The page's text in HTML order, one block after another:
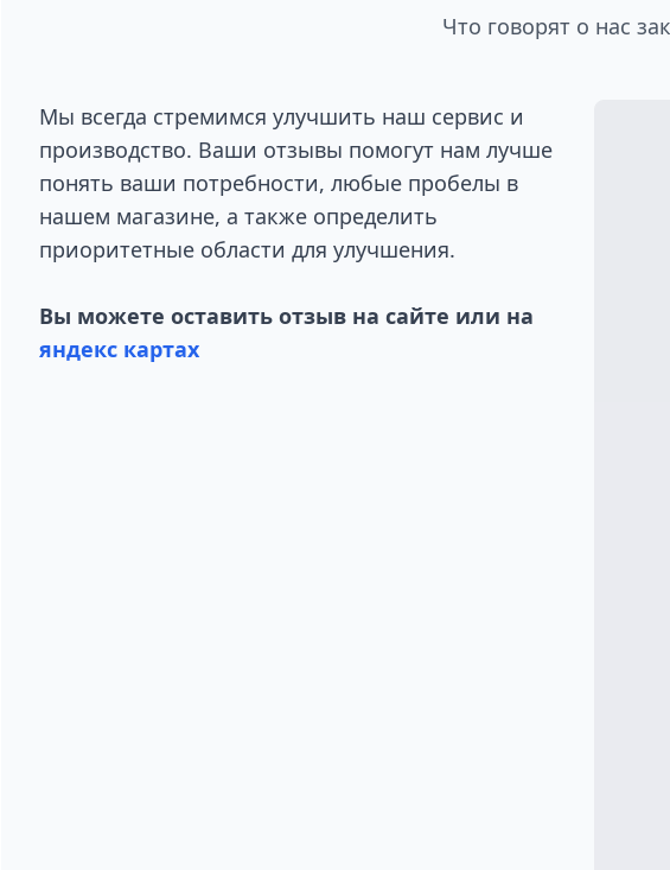
Что говорят о нас
Мы всегда стремимся улучшить наш сервис и
производство. Ваши отзывы помогут нам лучше
понять ваши потребности, любые пробелы в
нашем магазине, а также определить
приоритетные области для улучшения.
Вы можете оставить отзыв на сайте или на
яндекс картах